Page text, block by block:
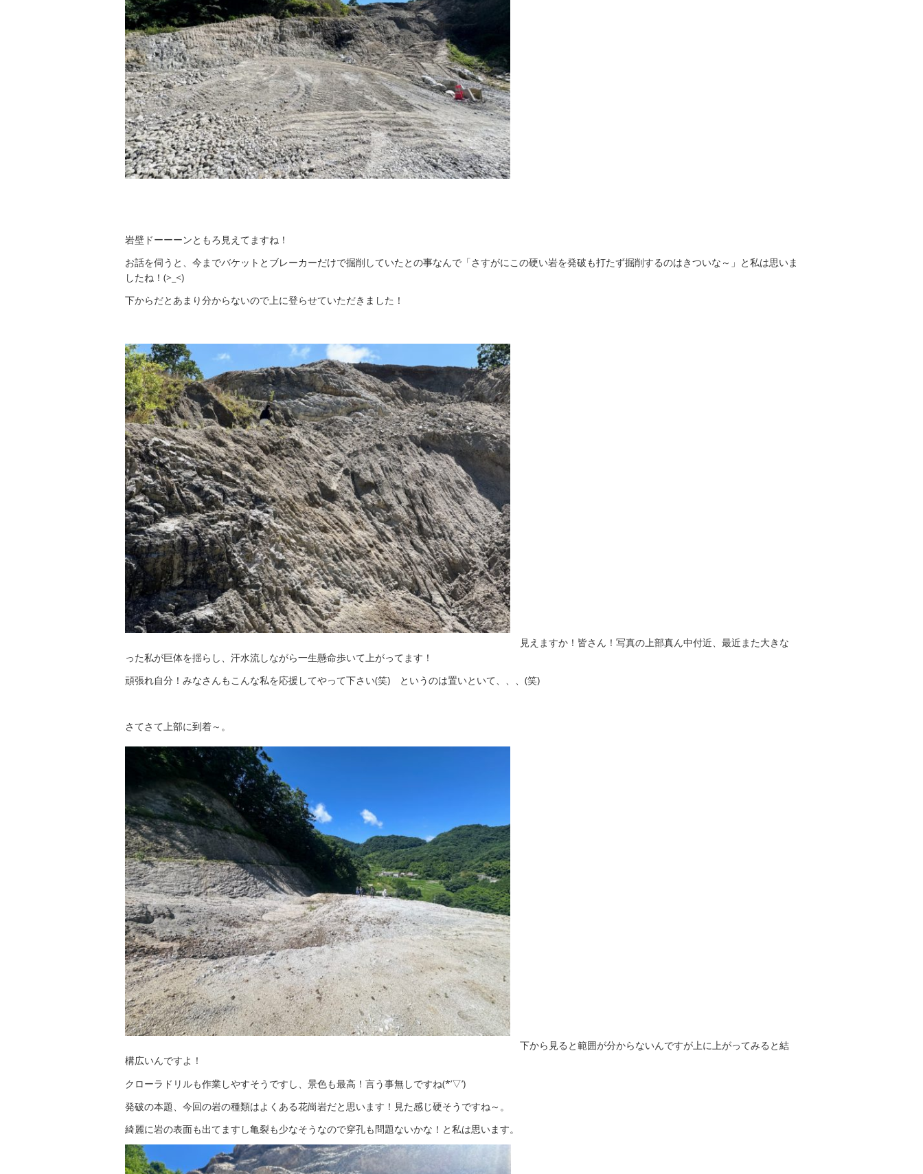
岩壁ドーーーンともろ見えてますね！
お話を伺うと、今までバケットとブレーカーだけで掘削していたとの事なんで「さすがにこの硬い岩を発破も打たず掘削するのはきついな～」と私は思いま
したね！(>_<)
下からだとあまり分からないので上に登らせていただきました！
見えますか！皆さん！写真の上部真ん中付近、最近また大きな
った私が巨体を揺らし、汗水流しながら一生懸命歩いて上がってます！
頑張れ自分！みなさんもこんな私を応援してやって下さい(笑) というのは置いといて、、、(笑)
さてさて上部に到着～。
下から見ると範囲が分からないんですが上に上がってみると結
構広いんですよ！
クローラドリルも作業しやすそうですし、景色も最高！言う事無しですね(*’▽’)
発破の本題、今回の岩の種類はよくある花崗岩だと思います！見た感じ硬そうですね～。
綺麗に岩の表面も出てますし亀裂も少なそうなので穿孔も問題ないかな！と私は思います。